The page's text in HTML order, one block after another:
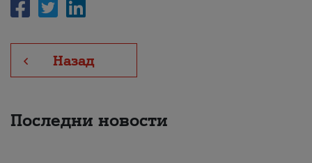
Назад
Последни новости